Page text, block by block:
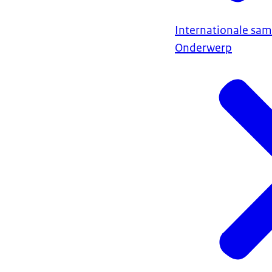
Internationale
Onderwerp